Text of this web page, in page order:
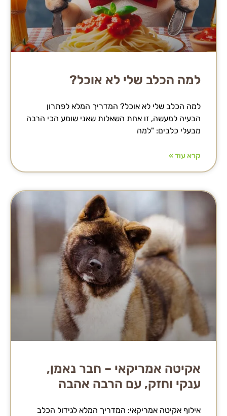
למה הכלב שלי לא אוכל?
למה הכלב שלי לא אוכל? המדריך המלא לפתרון
הבעיה למעשה, זו אחת השאלות שאני שומע הכי הרבה
מבעלי כלבים: "למה
קרא עוד »
אקיטה אמריקאי – חבר נאמן,
ענקי וחזק, עם הרבה אהבה
אילוף אקיטה אמריקאי: המדריך המלא לגידול הכלב